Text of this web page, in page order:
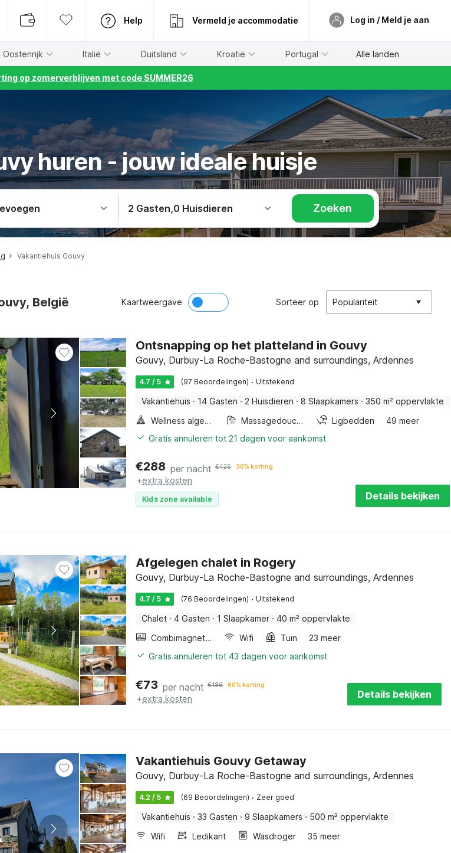
Help Vermeld je accommodatie Log in / Meld je aan
Oostenrijk Italië Duitsland Kroatië Portugal Alle landen
op zomerverblijven met code SUMMER26
huren - jouw ideale huisje
2 Gasten,0 Huisdieren Zoeken
Vakantiehuis Gouvy
België Kaartweergave Sorteer op Populariteit
Ontsnapping op het platteland in Gouvy
Gouvy, Durbuy-La Roche-Bastogne and surroundings, Ardennes
4.7 / 5 (97 Beoordelingen) · Uitstekend
Vakantiehuis · 14 Gasten · 2 Huisdieren · 8 Slaapkamers · 350 m² oppervlakte
Wellness algemeen
Massagedouche Ligbedden
49 meer
Gratis annuleren tot 21 dagen voor aankomst
€288 per nacht €426 30% korting
+extra kosten
Kids zone available Details bekijken
Afgelegen chalet in Rogery
Gouvy, Durbuy-La Roche-Bastogne and surroundings, Ardennes
4.7 / 5 (76 Beoordelingen) · Uitstekend
Chalet · 4 Gasten · 1 Slaapkamer · 40 m² oppervlakte
Combimagnetron
Wifi Tuin
23 meer
Gratis annuleren tot 43 dagen voor aankomst
€73 per nacht €186 60% korting
+extra kosten Details bekijken
Vakantiehuis Gouvy Getaway
Gouvy, Durbuy-La Roche-Bastogne and surroundings, Ardennes
4.2 / 5 (69 Beoordelingen) · Zeer goed
Vakantiehuis · 33 Gasten · 9 Slaapkamers · 500 m² oppervlakte
Wifi
Ledikant Wasdroger 35 meer